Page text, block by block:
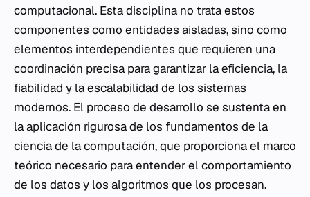
computacional. Esta disciplina no trata estos
componentes como entidades aisladas, sino como
elementos interdependientes que requieren una
coordinación precisa para garantizar la eficiencia, la
fiabilidad y la escalabilidad de los sistemas
modernos. El proceso de desarrollo se sustenta en
la aplicación rigurosa de los fundamentos de la
ciencia de la computación, que proporciona el marco
teórico necesario para entender el comportamiento
de los datos y los algoritmos que los procesan.